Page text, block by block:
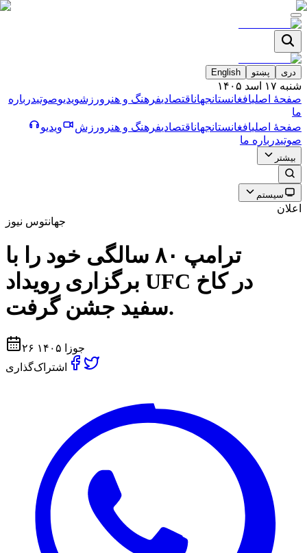
دری پښتو English
شنبه ۱۷ اسد ۱۴۰۵
صفحۀ اصلیافغانستانجهاناقتصادیفرهنگ و هنر ورزشویدیوصوتیدرباره
ما
صفحۀ اصلیافغانستانجهاناقتصادیفرهنگ و هنر ورزش
ویدیو
صوتیدرباره ما
بیشتر
سیستم
اعلان
جهانتوس نیوز
ترامپ ٨٠ سالگى خود را با
برگزارى رويداد UFC در كاخ
سفيد جشن گرفت.
۲۶ جوزا ۱۴۰۵
اشتراک‌گذاری